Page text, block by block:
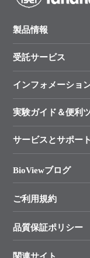
製品情報
製品一覧
手法から製品を探す
新製品情報
受託サービス
オンライン注文
インフォメーショ
キャンペーン
タカラバイオ各種会
終売製品のお知らせ
価格改定のご案内
技術セミナーのご案内
実験ガイド＆便利
リアルタイムPCR実験
幹細胞・再生医療研
クローニング実験ガイ
SMARTer NGSポータ
プライマー設計
サービスとサポート
総合お問い合わせ
├ 実験コンシェルジュ
├ 受託サービスお問い
BioViewブログ
ご利用規約
品質保証ポリシー